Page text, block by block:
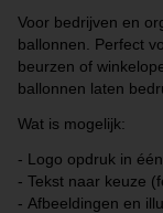
Voor bedrijven en
ballonnen. Perfect
beurzen of
ballonnen laten
Wat is mogelijk:
- Logo opdruk in
- Tekst naar keuze
- Afbeeldingen en